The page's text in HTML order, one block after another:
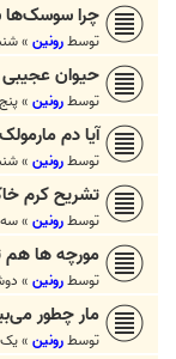
چرا سوسک‌ها
توسطرونین »شنبه ۳ مهر
حیوان
توسطرونین »پنج‌شنبه
آیا دم
توسطرونین »شنبه ۲۷ شهریور
تشریح کرم
توسطرونین »سه‌شنبه ۲۳
مورچه ها هم
توسطرونین » دوشنبه ۲۲
مار چطور
توسطرونین »یک‌شنبه ۲۱